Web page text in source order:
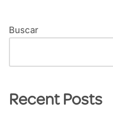
Buscar
Recent Posts